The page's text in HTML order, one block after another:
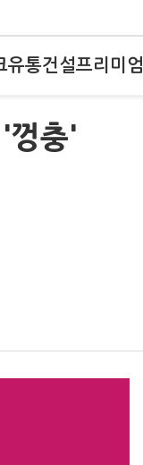
유통건설프리미엄
껑충'